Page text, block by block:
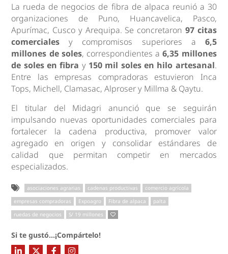
La rueda de negocios de fibra de alpaca reunió a 30
organizaciones de Puno, Huancavelica, Pasco,
Apurímac, Cusco y Arequipa. Se concretaron 97 citas
comerciales y compromisos superiores a 6,5
millones de soles, correspondientes a6,35 millones
de soles en fibra y 150 mil soles en hilo artesanal.
Entre las empresas compradoras estuvieron Inca
Tops, Michell, Clamasac, Alproser y Millma & Qaytu.
El titular del Midagri anunció que se seguirán
impulsando nuevas oportunidades comerciales para
fortalecer la cadena productiva, promover valor
agregado en origen y consolidar estándares de
calidad que permitan competir en mercados
especializados.
asociaciones agrarias cadenas productivas
comercio agrícola
empresas compradoras
Expoagro Fibra de alpaca
palta
ruedas de negocios
S/ 19 millones
Si te gustó...¡Compártelo!